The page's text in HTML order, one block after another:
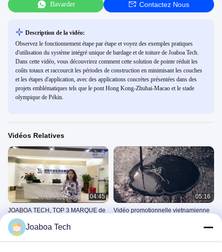
Bavarder Contactez Nous
Description de la vidéo:
Observez le fonctionnement étape par étape et voyez des exemples pratiques
d'utilisation du système intégré unique de bardage et de toiture de Joaboa Tech.
Dans cette vidéo, vous découvrirez comment cette solution de pointe réduit les
coûts totaux et raccourcit les périodes de construction en minimisant les couches
et les étapes d'application, avec des applications concrètes présentées dans des
projets emblématiques tels que le pont Hong Kong-Zhuhai-Macao et le stade
olympique de Pékin.
Vidéos Relatives
04:45
JOABOA TECH, TOP 3 MARQUE de
matériaux de construction étanches
en provenance de Chine
Vidéos Promotionnelles De
Société
05:16
Vidéo promotionnelle vietnamienne
Joaboa Tech